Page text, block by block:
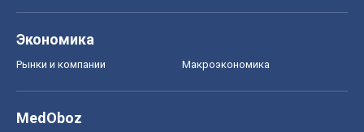
Экономика
Рынки и компании Mакроэкономика
MedOboz